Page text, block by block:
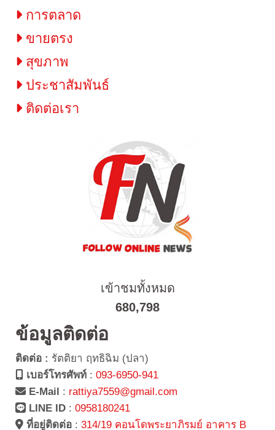
การตลาด
ขายตรง
สุขภาพ
ประชาสัมพันธ์
ติดต่อเรา
เข้าชมทั้งหมด
680,798
ข้อมูลติดต่อ
ติดต่อ : รัตติยา ฤทธิฉิม (ปลา)
เบอร์โทรศัพท์ : 093-6950-941
E-Mail
: rattiya7559@gmail.com
LINE ID : 0958180241
ที่อยู่ติดต่อ : 314/19 คอนโดพระยาภิรมย์ อาคาร B